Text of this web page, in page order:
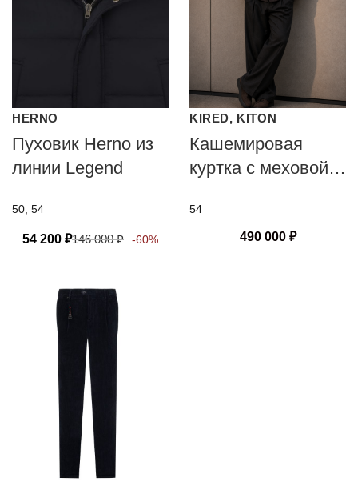
HERNO
Пуховик Herno из
линии Legend
50, 54
54 200 ₽146 000₽ -60%
KIRED, KITON
Кашемировая
куртка с меховой
54
490 000 ₽